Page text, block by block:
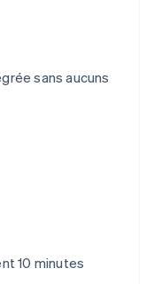
sans aucuns
10 minutes